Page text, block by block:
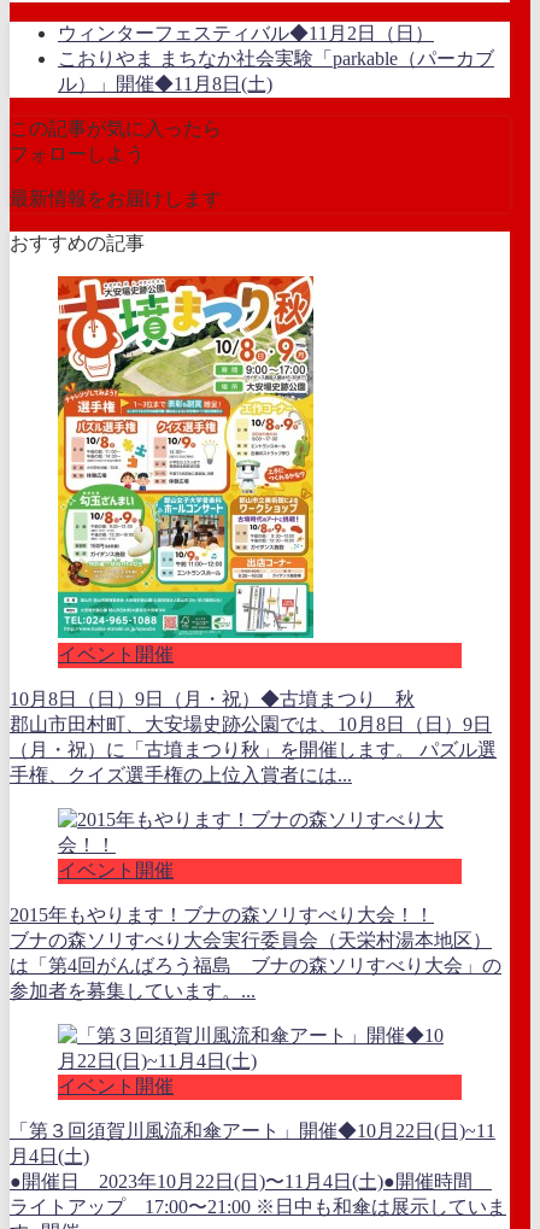
ウィンターフェスティバル◆11月2日（日）
こおりやま まちなか社会実験「parkable（パーカブ
ル）」開催◆11月8日(土)
この記事が気に入ったら
フォローしよう
最新情報をお届けします
おすすめの記事
イベント開催
10月8日（日）9日（月・祝）◆古墳まつり 秋
郡山市田村町、大安場史跡公園では、10月8日（日）9日
（月・祝）に「古墳まつり秋」を開催します。 パズル選
手権、クイズ選手権の上位入賞者には...
イベント開催
2015年もやります！ブナの森ソリすべり大会！！
ブナの森ソリすべり大会実行委員会（天栄村湯本地区）
は「第4回がんばろう福島 ブナの森ソリすべり大会」の
参加者を募集しています。...
イベント開催
「第３回須賀川風流和傘アート」開催◆10月22日(日)~11
月4日(土)
●開催日 2023年10月22日(日)〜11月4日(土)●開催時間
ライトアップ 17:00〜21:00 ※日中も和傘は展示していま